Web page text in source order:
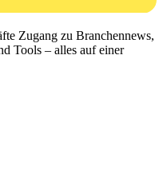
Zugang zu Branchennews,
Tools – alles auf einer